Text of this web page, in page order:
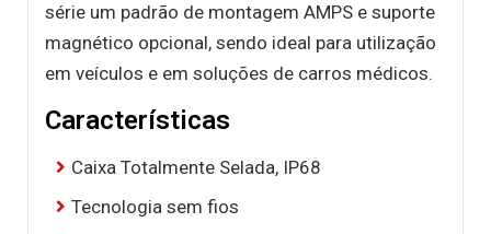
série um padrão de montagem AMPS e suporte
magnético opcional, sendo ideal para utilização
em veículos e em soluções de carros médicos.
Características
Caixa Totalmente Selada, IP68
Tecnologia sem fios